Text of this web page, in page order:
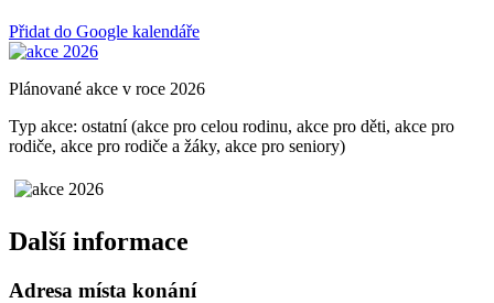
Přidat do Google kalendáře
Plánované akce v roce 2026
Typ akce: ostatní (akce pro celou rodinu, akce pro děti, akce pro
rodiče, akce pro rodiče a žáky, akce pro seniory)
Další informace
Adresa místa konání